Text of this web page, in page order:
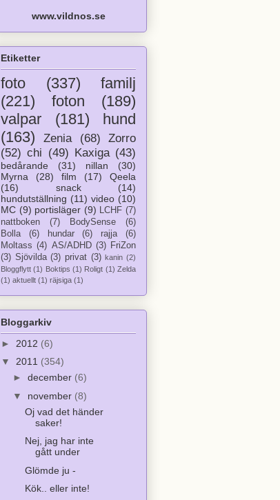
www.vildnos.se
Etiketter
foto (337)
familj
(221)
foton
(189)
valpar
(181)
hund
(163)
Zenia (68)
Zorro
(52) chi (49) Kaxiga (43)
bedårande (31) nillan
(30)
Myrna
(28) film (17)
Qeela
(16)
snack
(14)
hundutställning (11) video (10)
MC (9) portisläger (9) LCHF (7)
nattboken
(7) BodySense
(6)
Bolla
(6) hundar (6) rajja
(6)
Moltass (4) AS/ADHD (3) FriZon
(3) Sjövilda (3) privat (3) kanin (2)
Bloggflytt (1) Boktips (1) Roligt (1) Zelda
(1) aktuellt (1) räjsiga (1)
Bloggarkiv
► 2012 (6)
▼ 2011 (354)
► december (6)
▼ november (8)
Oj vad det händer
saker!
Nej, jag har inte
gått under
Glömde ju -
Kök.. eller inte!